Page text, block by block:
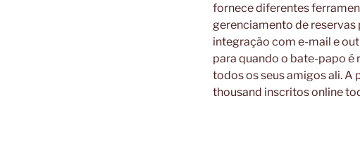
fornece diferentes
gerenciamento de reservas
integração com e-mail e
para quando o bate-papo é
todos os seus amigos ali.
thousand inscritos online